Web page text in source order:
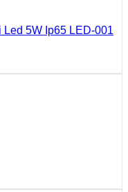
5W Ip65 LED-001